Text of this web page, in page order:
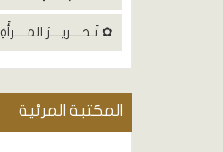
✿ تَـحــــريــــرُ المــــرأَةِ
المكتبة المرئية